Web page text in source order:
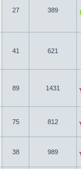
27 389
41 621
89 1431
75 812
38 989